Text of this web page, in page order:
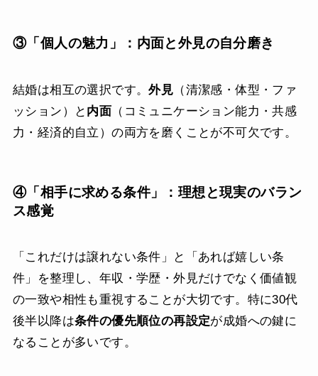
③「個人の魅力」：内面と外見の自分磨き
結婚は相互の選択です。外見 （清潔感・体型・ファ
ッション）と 内面 （コミュニケーション能力・共感
力・経済的自立）の両方を磨くことが不可欠です。
④「相手に求める条件」：理想と現実のバラン
ス感覚
「これだけは譲れない条件」と「あれば嬉しい条
件」を整理し、年収・学歴・外見だけでなく価値観
の一致や相性も重視することが大切です。特に30代
後半以降は条件の優先順位の再設定が成婚への鍵に
なることが多いです。